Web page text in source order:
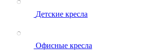
Детские кресла
Офисные кресла